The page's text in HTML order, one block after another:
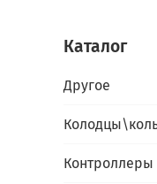
Каталог
Другое
Контроллеры